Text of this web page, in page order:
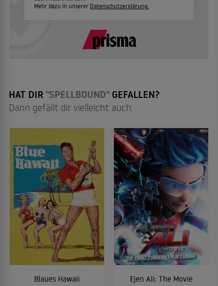
Mehr dazu in unserer Datenschutzerklärung.
HAT DIR "SPELLBOUND" GEFALLEN?
Dann gefällt dir vielleicht auch:
Blaues Hawaii Ejen Ali: The Movie